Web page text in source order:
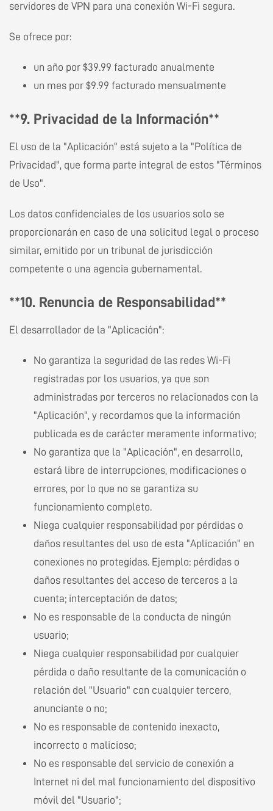
servidores de VPN para una conexión Wi-Fi segura.
Se ofrece por:
un año por $39.99 facturado anualmente
un mes por $9.99 facturado mensualmente
**9. Privacidad de la Información**
El uso de la "Aplicación" está sujeto a la "Política de
Privacidad", que forma parte integral de estos "Términos
de Uso".
Los datos confidenciales de los usuarios solo se
proporcionarán en caso de una solicitud legal o proceso
similar, emitido por un tribunal de jurisdicción
competente o una agencia gubernamental.
**10. Renuncia de Responsabilidad**
El desarrollador de la "Aplicación":
No garantiza la seguridad de las redes Wi-Fi
registradas por los usuarios, ya que son
administradas por terceros no relacionados con la
"Aplicación", y recordamos que la información
publicada es de carácter meramente informativo;
No garantiza que la "Aplicación", en desarrollo,
estará libre de interrupciones, modificaciones o
errores, por lo que no se garantiza su
funcionamiento completo.
Niega cualquier responsabilidad por pérdidas o
daños resultantes del uso de esta "Aplicación" en
conexiones no protegidas. Ejemplo: pérdidas o
daños resultantes del acceso de terceros a la
cuenta; interceptación de datos;
No es responsable de la conducta de ningún
usuario;
Niega cualquier responsabilidad por cualquier
pérdida o daño resultante de la comunicación o
relación del "Usuario" con cualquier tercero,
anunciante o no;
No es responsable de contenido inexacto,
incorrecto o malicioso;
No es responsable del servicio de conexión a
Internet ni del mal funcionamiento del dispositivo
móvil del "Usuario";